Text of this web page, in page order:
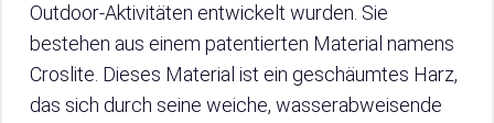
Outdoor-Aktivitäten entwickelt wurden. Sie
bestehen aus einem patentierten Material namens
Croslite. Dieses Material ist ein geschäumtes Harz,
das sich durch seine weiche, wasserabweisende